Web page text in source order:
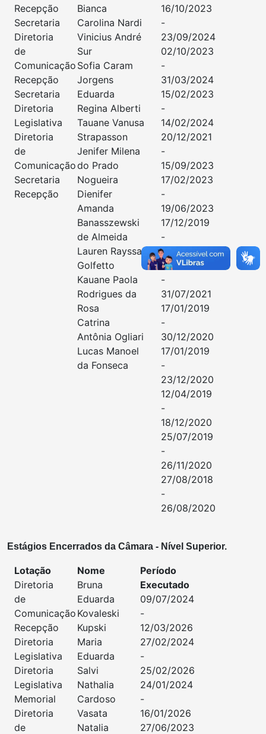
Recepção
Secretaria
Diretoria
de
Comunicação
Recepção
Secretaria
Diretoria
Legislativa
Diretoria
de
Comunicação
Secretaria
Recepção
Bianca
Carolina Nardi
Vinicius André
Sur
Sofia Caram
Jorgens
Eduarda
Regina Alberti
Tauane Vanusa
Strapasson
Jenifer Milena
do Prado
Nogueira
Dienifer
Amanda
Banasszewski
de Almeida
Lauren Rayssa
Golfetto
Kauane Paola
Rodrigues da
Rosa
Catrina
Antônia Ogliari
Lucas Manoel
da Fonseca
16/10/2023
-
23/09/2024
02/10/2023
-
31/03/2024
15/02/2023
-
14/02/2024
20/12/2021
-
15/09/2023
17/02/2023
-
19/06/2023
17/12/2019
-
17/12/2021
09/04/2020
-
31/07/2021
17/01/2019
-
30/12/2020
17/01/2019
-
23/12/2020
12/04/2019
-
18/12/2020
25/07/2019
-
26/11/2020
27/08/2018
-
26/08/2020
Estágios Encerrados da Câmara - Nível Superior.
Lotação
Diretoria
de
Comunicação
Recepção
Diretoria
Legislativa
Diretoria
Legislativa
Memorial
Diretoria
de
Nome
Bruna
Eduarda
Kovaleski
Kupski
Maria
Eduarda
Salvi
Nathalia
Cardoso
Vasata
Natalia
Período
Executado
09/07/2024
-
12/03/2026
27/02/2024
-
25/02/2026
24/01/2024
-
16/01/2026
27/06/2023